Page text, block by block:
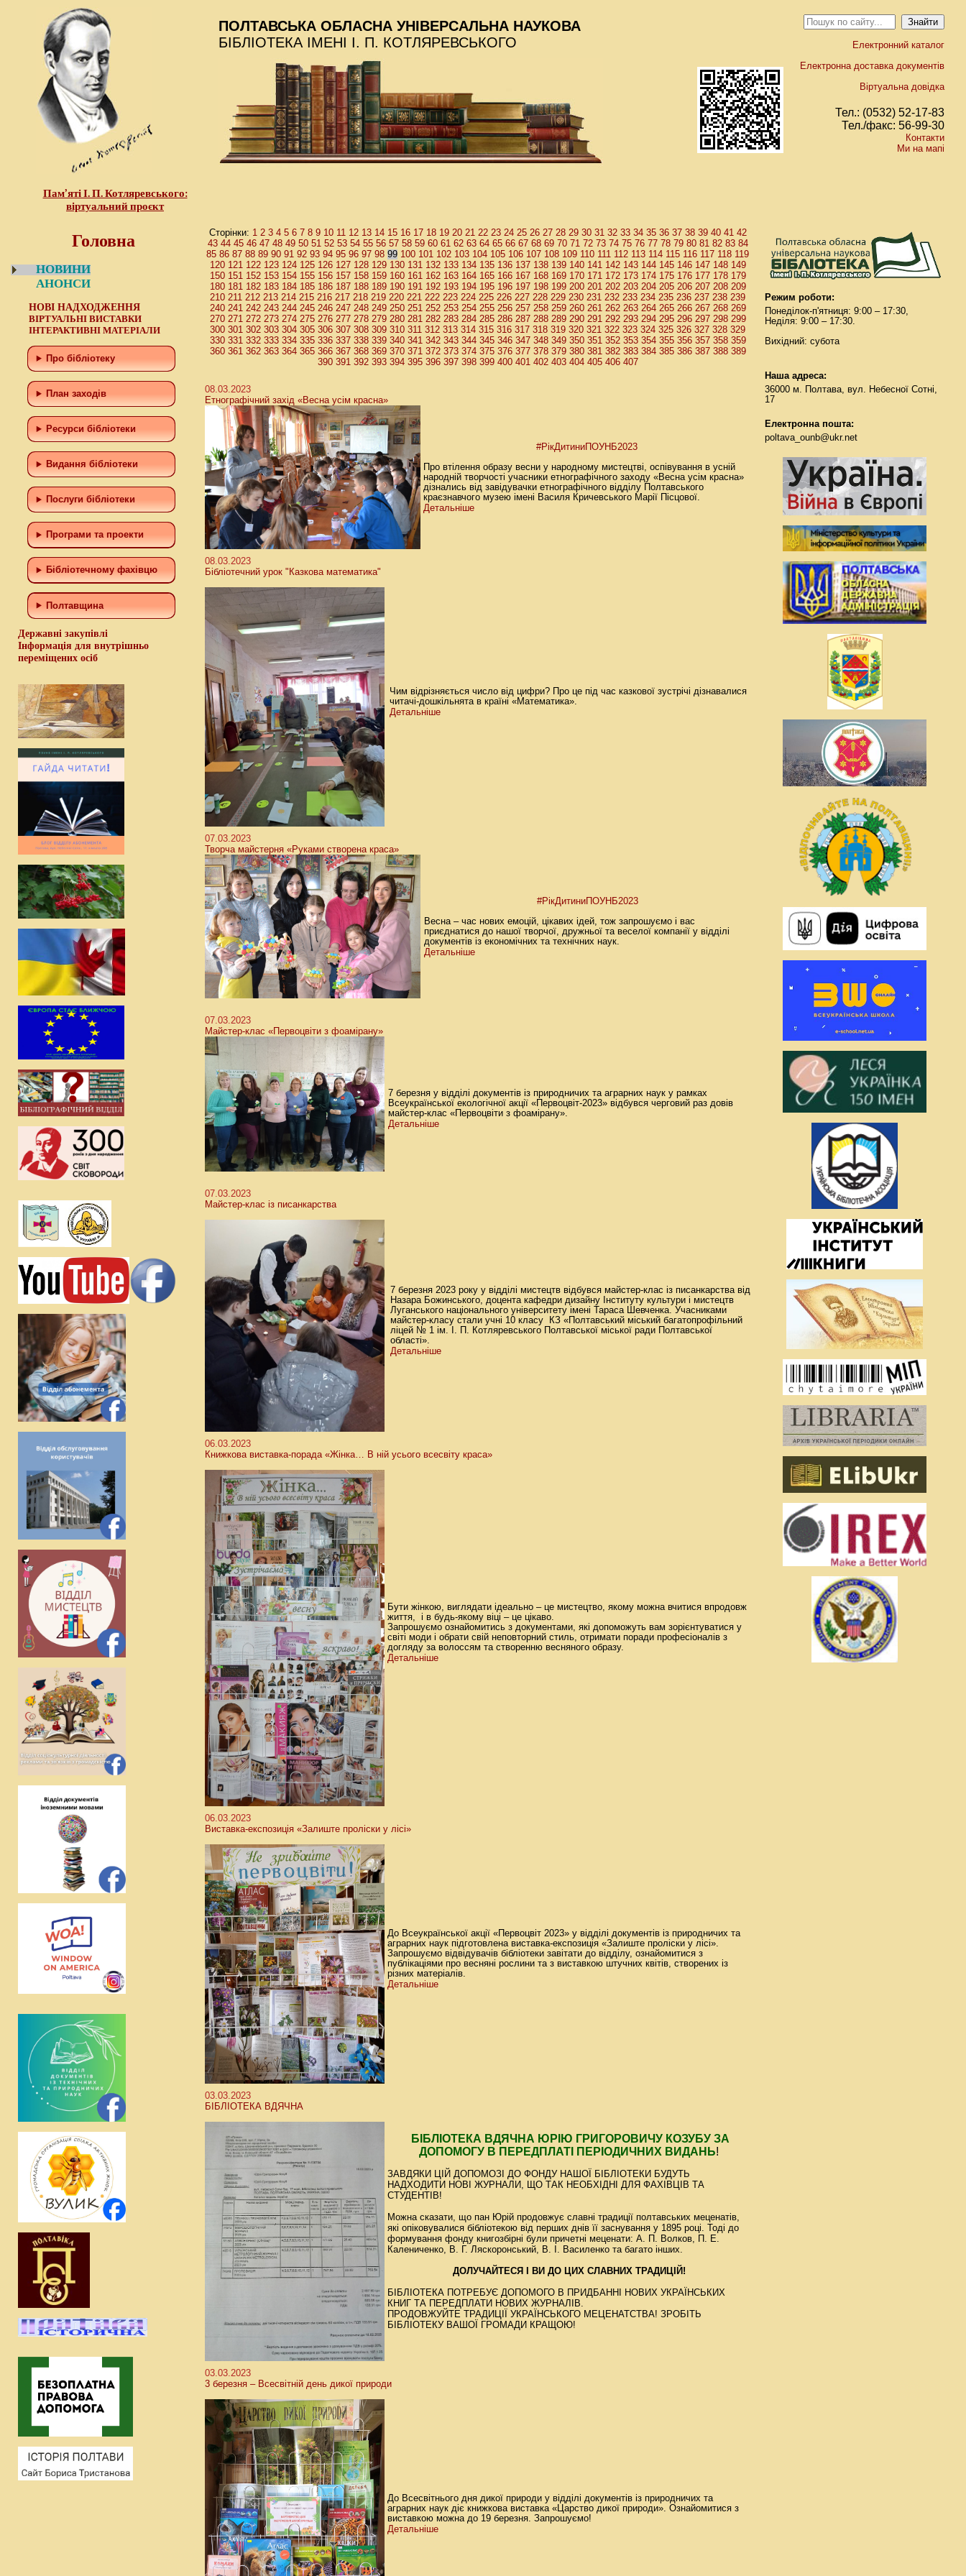
Пам’яті І. П. Котляревського:
віртуальний проєкт
ПОЛТАВСЬКА ОБЛАСНА УНІВЕРСАЛЬНА НАУКОВА
БІБЛІОТЕКА ІМЕНІ І. П. КОТЛЯРЕВСЬКОГО
Електронний каталог
Електронна доставка документів
Віртуальна довідка
Тел.: (0532) 52-17-83
Тел./факс: 56-99-30
Контакти
Ми на мапі
Головна
НОВИНИ
АНОНСИ
НОВІ НАДХОДЖЕННЯ
ВІРТУАЛЬНІ ВИСТАВКИ
ІНТЕРАКТИВНІ МАТЕРІАЛИ
Про бібліотеку
План заходів
Ресурси бібліотеки
Видання бібліотеки
Послуги бібліотеки
Програми та проекти
Бiблiотечному фахiвцю
Полтавщина
Державні закупівлі
Інформація для внутрішньо
переміщених осіб
Сторінки: 1 2 3 4 5 6 7 8 9 10 11 12 13 14 15 16 17 18 19 20 21 22 23 24 25 26 27 28 29 30 31 32 33 34 35 36 37 38 39 40 41 42
43 44 45 46 47 48 49 50 51 52 53 54 55 56 57 58 59 60 61 62 63 64 65 66 67 68 69 70 71 72 73 74 75 76 77 78 79 80 81 82 83 84
85 86 87 88 89 90 91 92 93 94 95 96 97 98 99 100 101 102 103 104 105 106 107 108 109 110 111 112 113 114 115 116 117 118 119
120 121 122 123 124 125 126 127 128 129 130 131 132 133 134 135 136 137 138 139 140 141 142 143 144 145 146 147 148 149
150 151 152 153 154 155 156 157 158 159 160 161 162 163 164 165 166 167 168 169 170 171 172 173 174 175 176 177 178 179
180 181 182 183 184 185 186 187 188 189 190 191 192 193 194 195 196 197 198 199 200 201 202 203 204 205 206 207 208 209
210 211 212 213 214 215 216 217 218 219 220 221 222 223 224 225 226 227 228 229 230 231 232 233 234 235 236 237 238 239
240 241 242 243 244 245 246 247 248 249 250 251 252 253 254 255 256 257 258 259 260 261 262 263 264 265 266 267 268 269
270 271 272 273 274 275 276 277 278 279 280 281 282 283 284 285 286 287 288 289 290 291 292 293 294 295 296 297 298 299
300 301 302 303 304 305 306 307 308 309 310 311 312 313 314 315 316 317 318 319 320 321 322 323 324 325 326 327 328 329
330 331 332 333 334 335 336 337 338 339 340 341 342 343 344 345 346 347 348 349 350 351 352 353 354 355 356 357 358 359
360 361 362 363 364 365 366 367 368 369 370 371 372 373 374 375 376 377 378 379 380 381 382 383 384 385 386 387 388 389
390 391 392 393 394 395 396 397 398 399 400 401 402 403 404 405 406 407
08.03.2023
Етнографічний захід «Весна усім красна»
#РікДитиниПОУНБ2023
Про втілення образу весни у народному мистецтві, оспівування в усній
народній творчості учасники етнографічного заходу «Весна усім красна»
дізнались від завідувачки етнографічного відділу Полтавського
краєзнавчого музею імені Василя Кричевського Марії Пісцової.
Детальніше
08.03.2023
Бібліотечний урок "Казкова математика"
Чим відрізняється число від цифри? Про це під час казкової зустрічі дізнавалися
читачі-дошкільнята в країні «Математика».
Детальніше
07.03.2023
Творча майстерня «Руками створена краса»
#РікДитиниПОУНБ2023
Весна – час нових емоцій, цікавих ідей, тож запрошуємо і вас
приєднатися до нашої творчої, дружньої та веселої компанії у відділі
документів із економічних та технічних наук.
Детальніше
07.03.2023
Майстер-клас «Первоцвіти з фоамірану»
7 березня у відділі документів із природничих та аграрних наук у рамках
Всеукраїнської екологічної акції «Первоцвіт-2023» відбувся черговий раз довів
майстер-клас «Первоцвіти з фоамірану».
Детальніше
07.03.2023
Майстер-клас із писанкарства
7 березня 2023 року у відділі мистецтв відбувся майстер-клас із писанкарства від
Назара Божинського, доцента кафедри дизайну Інституту культури і мистецтв
Луганського національного університету імені Тараса Шевченка. Учасниками
майстер-класу стали учні 10 класу КЗ «Полтавський міський багатопрофільний
ліцей № 1 ім. І. П. Котляревського Полтавської міської ради Полтавської
області».
Детальніше
06.03.2023
Книжкова виставка-порада «Жінка… В ній усього всесвіту краса»
Бути жінкою, виглядати ідеально – це мистецтво, якому можна вчитися впродовж
життя, і в будь-якому віці – це цікаво.
Запрошуємо ознайомитись з документами, які допоможуть вам зорієнтуватися у
світі моди і обрати свій неповторний стиль, отримати поради професіоналів з
догляду за волоссям та створенню весняного образу.
Детальніше
06.03.2023
Виставка-експозиція «Залиште проліски у лісі»
До Всеукраїнської акції «Первоцвіт 2023» у відділі документів із природничих та
аграрних наук підготовлена виставка-експозиція «Залиште проліски у лісі».
Запрошуємо відвідувачів бібліотеки завітати до відділу, ознайомитися з
публікаціями про весняні рослини та з виставкою штучних квітів, створених із
різних матеріалів.
Детальніше
03.03.2023
БІБЛІОТЕКА ВДЯЧНА
БІБЛІОТЕКА ВДЯЧНА ЮРІЮ ГРИГОРОВИЧУ КОЗУБУ ЗА
ДОПОМОГУ В ПЕРЕДПЛАТІ ПЕРІОДИЧНИХ ВИДАНЬ!
ЗАВДЯКИ ЦІЙ ДОПОМОЗІ ДО ФОНДУ НАШОЇ БІБЛІОТЕКИ БУДУТЬ
НАДХОДИТИ НОВІ ЖУРНАЛИ, ЩО ТАК НЕОБХІДНІ ДЛЯ ФАХІВЦІВ ТА
СТУДЕНТІВ!
Можна сказати, що пан Юрій продовжує славні традиції полтавських меценатів,
які опіковувалися бібліотекою від перших днів її заснування у 1895 році. Тоді до
формування фонду книгозбірні були причетні меценати: А. П. Волков, П. Е.
Калениченко, В. Г. Ляскоронський, В. І. Василенко та багато інших.
ДОЛУЧАЙТЕСЯ І ВИ ДО ЦИХ СЛАВНИХ ТРАДИЦІЙ!
БІБЛІОТЕКА ПОТРЕБУЄ ДОПОМОГО В ПРИДБАННІ НОВИХ УКРАЇНСЬКИХ
КНИГ ТА ПЕРЕДПЛАТИ НОВИХ ЖУРНАЛІВ.
ПРОДОВЖУЙТЕ ТРАДИЦІЇ УКРАЇНСЬКОГО МЕЦЕНАТСТВА! ЗРОБІТЬ
БІБЛІОТЕКУ ВАШОЇ ГРОМАДИ КРАЩОЮ!
03.03.2023
3 березня – Всесвітній день дикої природи
До Всесвітнього дня дикої природи у відділі документів із природничих та
аграрних наук діє книжкова виставка «Царство дикої природи». Ознайомитися з
виставкою можна до 19 березня. Запрошуємо!
Детальніше
Режим роботи:
Понеділок-п'ятниця: 9:00 – 17:30,
Неділя: 9:00 – 17:30.
Вихідний: субота
Наша адреса:
36000 м. Полтава, вул. Небесної Сотні,
17
Електронна пошта:
poltava_ounb@ukr.net